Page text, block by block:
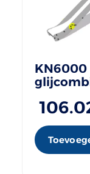
KN6000